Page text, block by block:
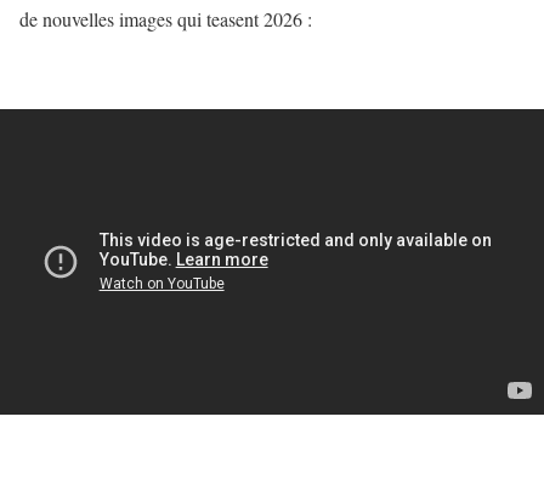
de nouvelles images qui teasent 2026 :